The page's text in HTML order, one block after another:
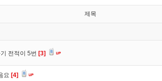
제목
전적이 5번 [3]
요 [4]